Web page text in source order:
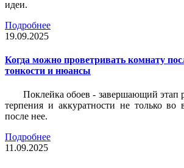
идеи.
Подробнее
19.09.2025
Когда можно проветривать комнату
тонкости и нюансы
Поклейка обоев - завершающий этап
терпения и аккуратности не только
после нее.
Подробнее
11.09.2025